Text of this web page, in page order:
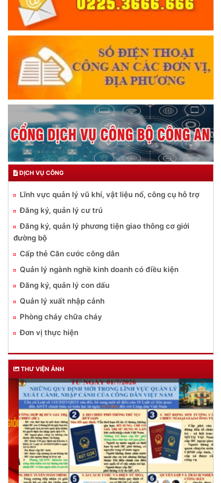
DỊCH VỤ CÔNG
Lĩnh vực quản lý vũ khí, vật liệu nổ, công cụ hỗ trợ
Đăng ký, quản lý cư trú
Đăng ký, quản lý phương tiện giao thông cơ giới
đường bộ
Cấp thẻ Căn cước công dân
Quản lý ngành nghề kinh doanh có điều kiện
Đăng ký, quản lý con dấu
Quản lý xuất nhập cảnh
Phòng cháy chữa cháy
Đơn vị thực hiện
THƯ VIỆN ẢNH